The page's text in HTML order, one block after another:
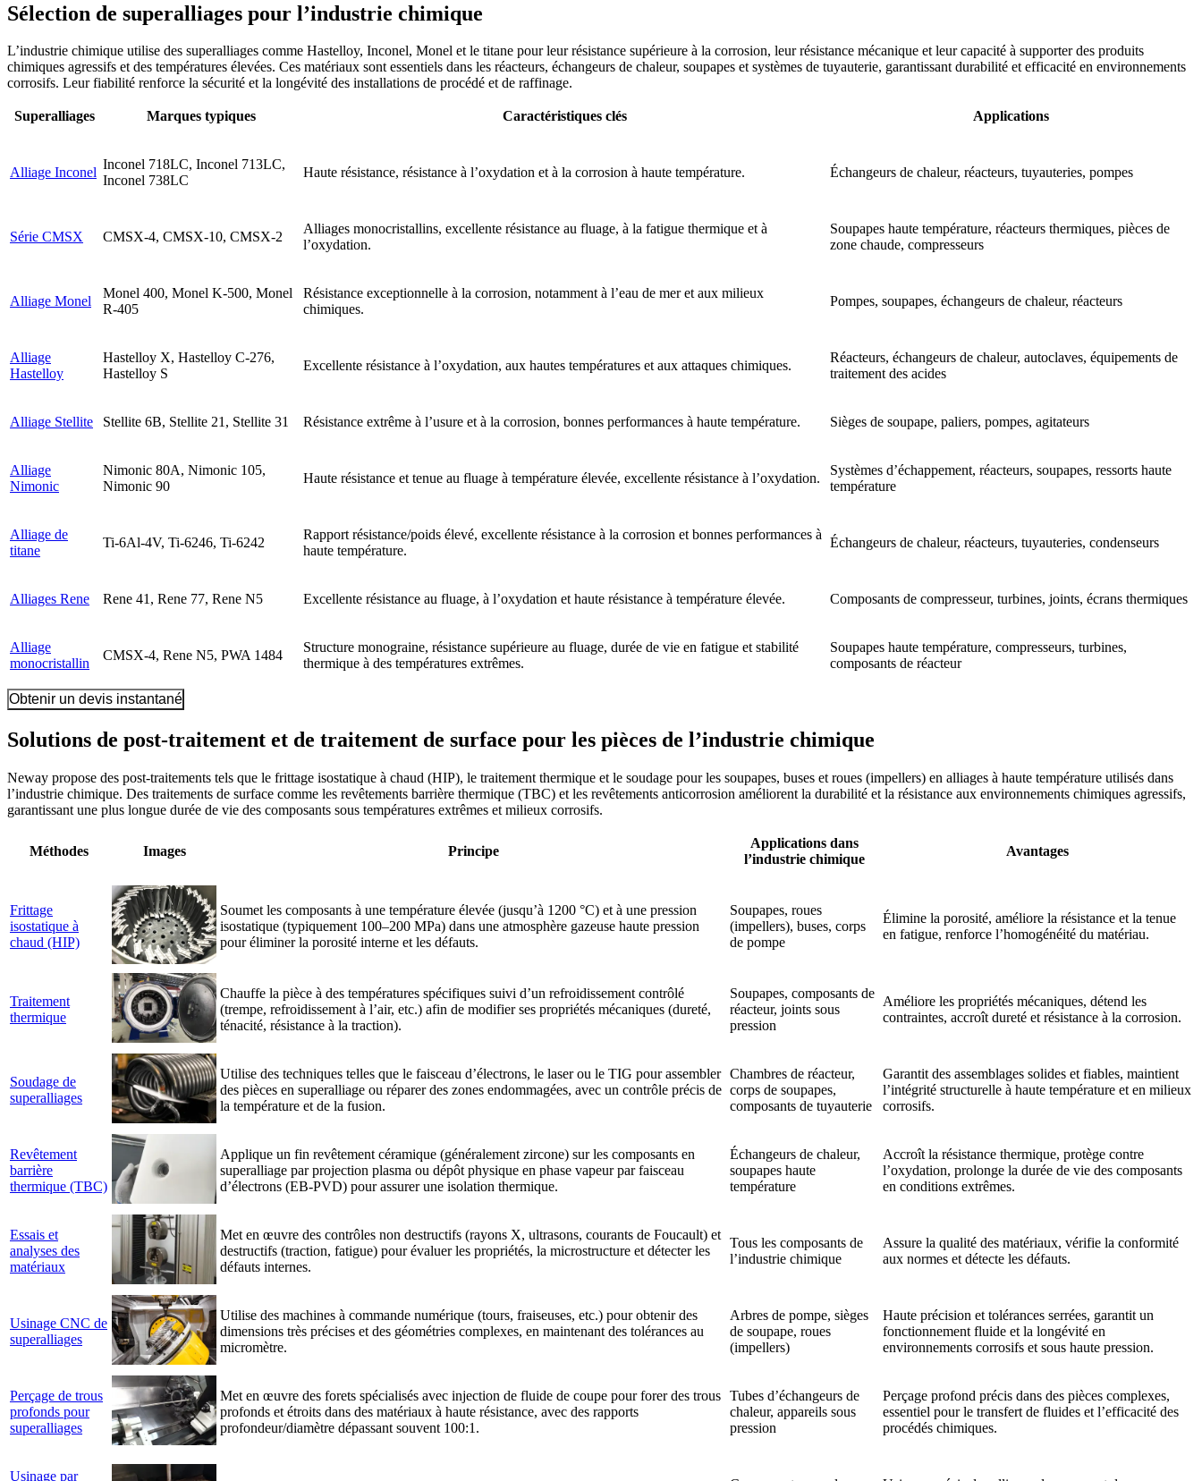
Sélection de superalliages pour l’industrie chimique
L’industrie chimique utilise des superalliages comme Hastelloy, Inconel, Monel et le titane pour leur résistance supérieure à la corrosion, leur résistance mécanique et leur capacité à supporter des produits
chimiques agressifs et des températures élevées. Ces matériaux sont essentiels dans les réacteurs, échangeurs de chaleur, soupapes et systèmes de tuyauterie, garantissant durabilité et efficacité en environnements
corrosifs. Leur fiabilité renforce la sécurité et la longévité des installations de procédé et de raffinage.
Superalliages Marques typiques Caractéristiques clés Applications
Alliage Inconel
Inconel 718LC, Inconel 713LC,
Inconel 738LC
Haute résistance, résistance à l’oxydation et à la corrosion à haute température. Échangeurs de chaleur, réacteurs, tuyauteries, pompes
Série CMSX CMSX-4, CMSX-10, CMSX-2
Alliages monocristallins, excellente résistance au fluage, à la fatigue thermique et à
l’oxydation.
Soupapes haute température, réacteurs thermiques, pièces de
zone chaude, compresseurs
Alliage Monel
Monel 400, Monel K-500, Monel
R-405
Résistance exceptionnelle à la corrosion, notamment à l’eau de mer et aux milieux
chimiques.
Pompes, soupapes, échangeurs de chaleur, réacteurs
Alliage
Hastelloy
Hastelloy X, Hastelloy C-276,
Hastelloy S
Excellente résistance à l’oxydation, aux hautes températures et aux attaques chimiques.
Réacteurs, échangeurs de chaleur, autoclaves, équipements de
traitement des acides
Alliage Stellite Stellite 6B, Stellite 21, Stellite 31 Résistance extrême à l’usure et à la corrosion, bonnes performances à haute température. Sièges de soupape, paliers, pompes, agitateurs
Alliage
Nimonic
Nimonic 80A, Nimonic 105,
Nimonic 90
Haute résistance et tenue au fluage à température élevée, excellente résistance à l’oxydation.
Systèmes d’échappement, réacteurs, soupapes, ressorts haute
température
Alliage de
titane
Ti-6Al-4V, Ti-6246, Ti-6242
Rapport résistance/poids élevé, excellente résistance à la corrosion et bonnes performances à
haute température.
Échangeurs de chaleur, réacteurs, tuyauteries, condenseurs
Alliages Rene Rene 41, Rene 77, Rene N5 Excellente résistance au fluage, à l’oxydation et haute résistance à température élevée. Composants de compresseur, turbines, joints, écrans thermiques
Alliage
monocristallin
CMSX-4, Rene N5, PWA 1484
Structure monograine, résistance supérieure au fluage, durée de vie en fatigue et stabilité
thermique à des températures extrêmes.
Soupapes haute température, compresseurs, turbines,
composants de réacteur
Obtenir un devis instantané
Solutions de post-traitement et de traitement de surface pour les pièces de l’industrie chimique
Neway propose des post-traitements tels que le frittage isostatique à chaud (HIP), le traitement thermique et le soudage pour les soupapes, buses et roues (impellers) en alliages à haute température utilisés dans
l’industrie chimique. Des traitements de surface comme les revêtements barrière thermique (TBC) et les revêtements anticorrosion améliorent la durabilité et la résistance aux environnements chimiques agressifs,
garantissant une plus longue durée de vie des composants sous températures extrêmes et milieux corrosifs.
Méthodes Images Principe
Applications dans
l’industrie chimique
Avantages
Frittage
isostatique à
chaud (HIP)
Soumet les composants à une température élevée (jusqu’à 1200 °C) et à une pression
isostatique (typiquement 100–200 MPa) dans une atmosphère gazeuse haute pression
pour éliminer la porosité interne et les défauts.
Soupapes, roues
(impellers), buses, corps
de pompe
Élimine la porosité, améliore la résistance et la tenue
en fatigue, renforce l’homogénéité du matériau.
Traitement
thermique
Chauffe la pièce à des températures spécifiques suivi d’un refroidissement contrôlé
(trempe, refroidissement à l’air, etc.) afin de modifier ses propriétés mécaniques (dureté,
ténacité, résistance à la traction).
Soupapes, composants de
réacteur, joints sous
pression
Améliore les propriétés mécaniques, détend les
contraintes, accroît dureté et résistance à la corrosion.
Soudage de
superalliages
Utilise des techniques telles que le faisceau d’électrons, le laser ou le TIG pour assembler
des pièces en superalliage ou réparer des zones endommagées, avec un contrôle précis de
la température et de la fusion.
Chambres de réacteur,
corps de soupapes,
composants de tuyauterie
Garantit des assemblages solides et fiables, maintient
l’intégrité structurelle à haute température et en milieux
corrosifs.
Revêtement
barrière
thermique (TBC)
Applique un fin revêtement céramique (généralement zircone) sur les composants en
superalliage par projection plasma ou dépôt physique en phase vapeur par faisceau
d’électrons (EB-PVD) pour assurer une isolation thermique.
Échangeurs de chaleur,
soupapes haute
température
Accroît la résistance thermique, protège contre
l’oxydation, prolonge la durée de vie des composants
en conditions extrêmes.
Essais et
analyses des
matériaux
Met en œuvre des contrôles non destructifs (rayons X, ultrasons, courants de Foucault) et
destructifs (traction, fatigue) pour évaluer les propriétés, la microstructure et détecter les
défauts internes.
Tous les composants de
l’industrie chimique
Assure la qualité des matériaux, vérifie la conformité
aux normes et détecte les défauts.
Usinage CNC de
superalliages
Utilise des machines à commande numérique (tours, fraiseuses, etc.) pour obtenir des
dimensions très précises et des géométries complexes, en maintenant des tolérances au
micromètre.
Arbres de pompe, sièges
de soupape, roues
(impellers)
Haute précision et tolérances serrées, garantit un
fonctionnement fluide et la longévité en
environnements corrosifs et sous haute pression.
Perçage de trous
profonds pour
superalliages
Met en œuvre des forets spécialisés avec injection de fluide de coupe pour forer des trous
profonds et étroits dans des matériaux à haute résistance, avec des rapports
profondeur/diamètre dépassant souvent 100:1.
Tubes d’échangeurs de
chaleur, appareils sous
pression
Perçage profond précis dans des pièces complexes,
essentiel pour le transfert de fluides et l’efficacité des
procédés chimiques.
Usinage par